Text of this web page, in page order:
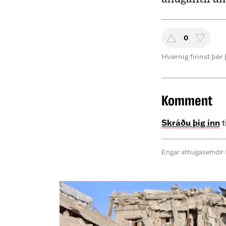
0
Hvernig finnst þér
Komment
Skráðu þig inn
Engar athugasemdir